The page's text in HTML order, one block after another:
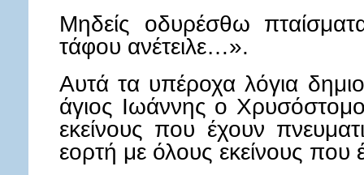
Μηδείς οδυρέσθω
τάφου ανέτειλε…».
Αυτά τα υπέροχα λόγια
άγιος Ιωάννης ο
εκείνους που έχουν
εορτή με όλους εκείνους που